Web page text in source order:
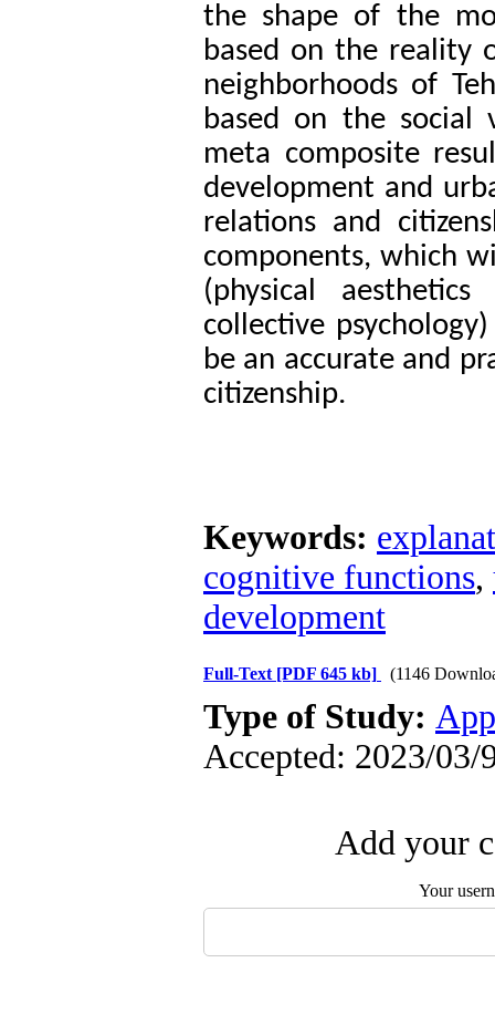
the shape of the
based on the reality
neighborhoods of
based on the social
meta composite
development and
relations and
components, which
(physical
collective
be an accurate and
citizenship.
Keywords:
cognitive functions,
development
Full-Text [PDF 645 kb] (1146
Type of Study:
Accepted: 2023/03/
Add your
Your